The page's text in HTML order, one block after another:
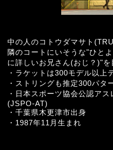
中の人のコトウダマサト
隣のコートにいそうな"ひと
に詳しいお兄さん(おじ？)"を
・ラケットは300モデル以上
・ストリングも推定300パタ
・日本スポーツ協会公認ア
(JSPO-AT)
・千葉県木更津市出身
・1987年11月生まれ